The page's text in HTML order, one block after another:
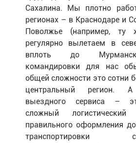
Сахалина. Мы плотно
регионах – в Краснодаре и
Поволжье (например,
регулярно вылетаем в
вплоть до
командировки для нас
общей сложности это сотни
центральный регион. А
выездного сервиса –
сложный
правильного оформления
транспортировки